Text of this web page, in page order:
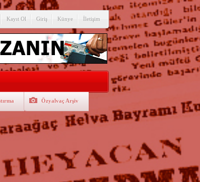
Kayıt Ol Giriş Künye İletişim
Özyalvaç Arşiv